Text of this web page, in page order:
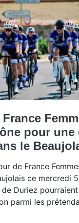
pour une
le
de France
ce mercredi
Duriez
parmi les